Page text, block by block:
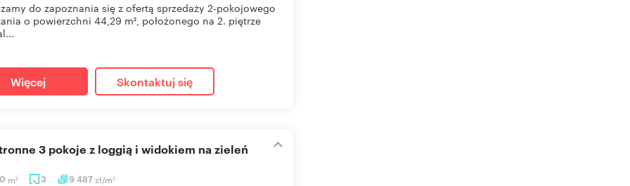
do zapoznania się z ofertą sprzedaży 2-pokojowego
o powierzchni 44,29 m², położonego na 2. piętrze
Więcej Skontaktuj się
m2 3 9 487zł/m2
3 pokoje z loggią i widokiem na zieleń